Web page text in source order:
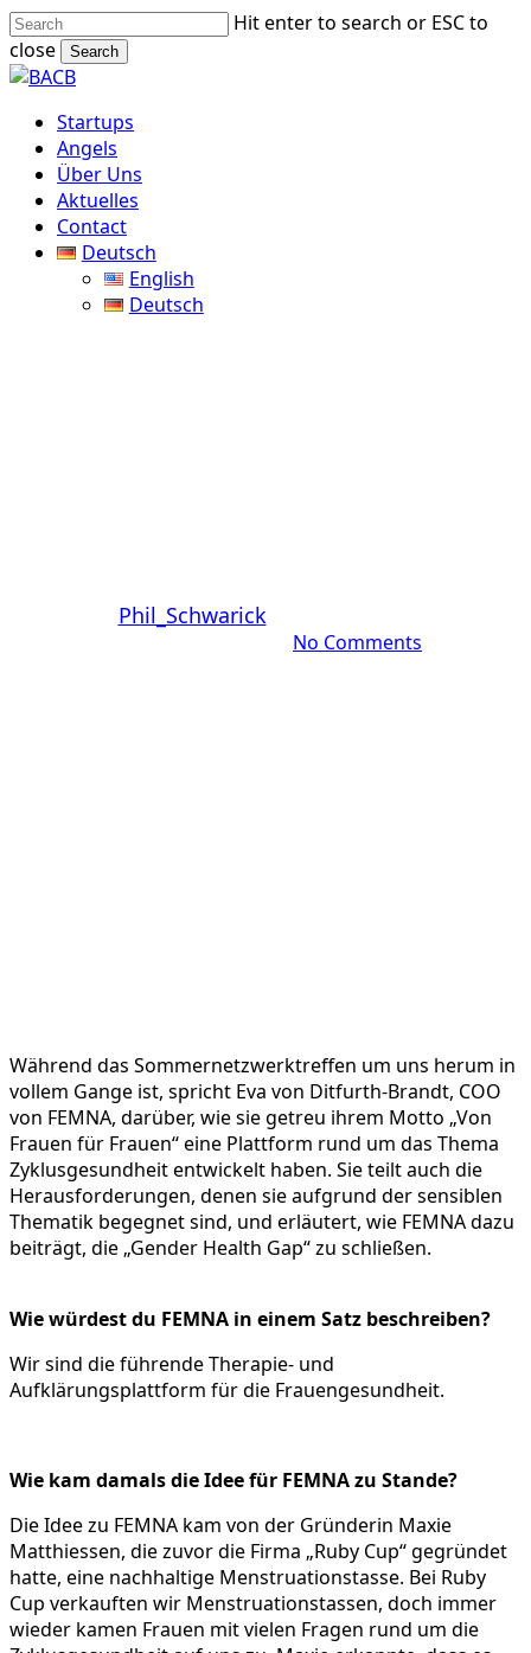
Skip
to
main
Hit enter to search or ESC to
close
Search
Close
MenuStartups
Angels
Über Uns
Aktuelles
Contact
Deutsch
English
Deutsch
Phil_SchwarickSeptember 20, 2024
No Comments
Während das Sommernetzwerktreffen um uns herum in
vollem Gange ist, spricht Eva von Ditfurth-Brandt, COO
von FEMNA, darüber, wie sie getreu ihrem Motto „Von
Frauen für Frauen“ eine Plattform rund um das Thema
Zyklusgesundheit entwickelt haben. Sie teilt auch die
Herausforderungen, denen sie aufgrund der sensiblen
Thematik begegnet sind, und erläutert, wie FEMNA dazu
beiträgt, die „Gender Health Gap“ zu schließen.
Wie würdest du FEMNA in einem Satz beschreiben?
Wir sind die führende Therapie- und
Aufklärungsplattform für die Frauengesundheit.
Wie kam damals die Idee für FEMNA zu Stande?
Die Idee zu FEMNA kam von der Gründerin Maxie
Matthiessen, die zuvor die Firma „Ruby Cup“ gegründet
hatte, eine nachhaltige Menstruationstasse. Bei Ruby
Cup verkauften wir Menstruationstassen, doch immer
wieder kamen Frauen mit vielen Fragen rund um die